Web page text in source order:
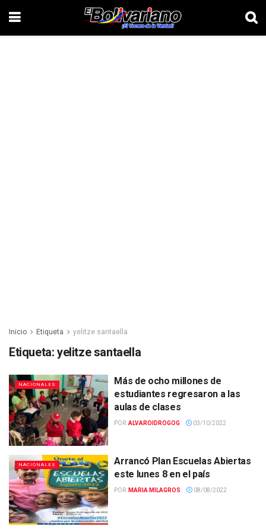
Inicio Etiqueta yelitze santaella
Etiqueta: yelitze santaella
NACIONALES
Más de ocho millones de
estudiantes regresaron a las
aulas de clases
POR:ALVAROIDROGOG 03/10/2022
NACIONALES
Arrancó Plan Escuelas Abiertas
este lunes 8 en el país
POR: MARIA MILAGROS 08/08/2022